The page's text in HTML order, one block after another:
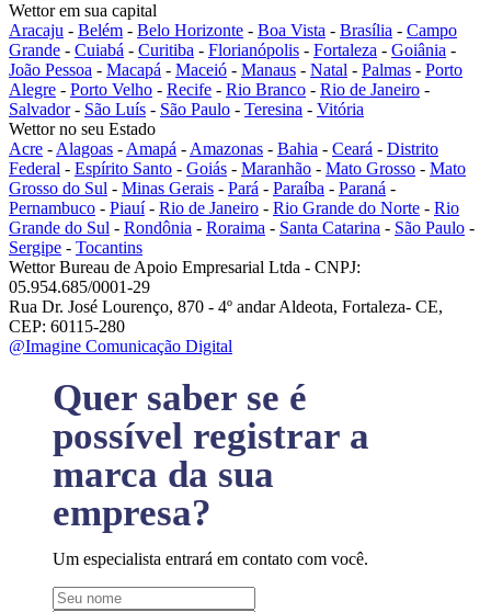
Wettor em sua capital
Aracaju - Belém - Belo Horizonte - Boa Vista - Brasília - Campo
Grande - Cuiabá - Curitiba - Florianópolis - Fortaleza - Goiânia -
João Pessoa - Macapá - Maceió - Manaus - Natal - Palmas - Porto
Alegre - Porto Velho - Recife - Rio Branco - Rio de Janeiro -
Salvador- São Luís - São Paulo - Teresina - Vitória
Wettor no seu Estado
Acre - Alagoas - Amapá - Amazonas - Bahia - Ceará - Distrito
Federal - Espírito Santo - Goiás - Maranhão - Mato Grosso - Mato
Grosso do Sul - Minas Gerais - Pará - Paraíba - Paraná -
Pernambuco - Piauí- Rio de Janeiro - Rio Grande do Norte - Rio
Grande do Sul - Rondônia - Roraima - Santa Catarina - São Paulo -
Sergipe - Tocantins
Wettor Bureau de Apoio Empresarial Ltda - CNPJ:
05.954.685/0001-29
Rua Dr. José Lourenço, 870 - 4º andar Aldeota, Fortaleza- CE,
CEP: 60115-280
@Imagine Comunicação Digital
Quer saber se é
possível registrar a
marca da sua
empresa?
Um especialista entrará em contato com você.